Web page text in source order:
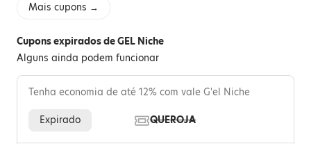
Mais cupons →
Cupons expirados de GEL Niche
Alguns ainda podem funcionar
Tenha economia de até 12% com vale G'el Niche
Expirado QUEROJA